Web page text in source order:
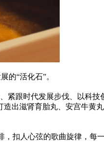
的“活化石”。
紧跟时代发展步伐、以科
出滋肾育胎丸、安宫牛黄
扣人心弦的歌曲旋律，每